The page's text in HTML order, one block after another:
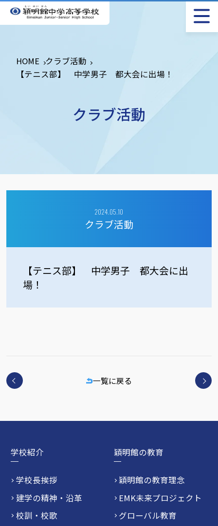
HOME クラブ活動
【テニス部】 中学男子 都大会に出場！
クラブ活動
2024.05.10
クラブ活動
【テニス部】 中学男子 都大会に出
場！
一覧に戻る
学校紹介
学校長挨拶
建学の精神・沿革
校訓・校歌
穎明館の教育
穎明館の教育理念
EMK未来プロジェクト
グローバル教育